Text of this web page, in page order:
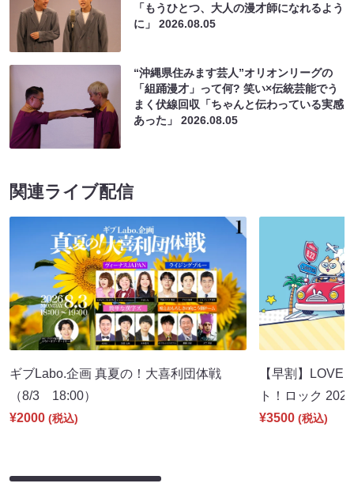
「もうひとつ、大人の漫才師になれるよう
に」2026.08.05
“沖縄県住みます芸人”オリオンリーグの
「組踊漫才」って何? 笑い×伝統芸能でう
まく伏線回収「ちゃんと伝わっている実感
あった」2026.08.05
関連ライブ配信
ギブLabo.企画 真夏の！大喜利団体戦
（8/3 18:00）
¥2000 (税込)
【早割】LOVE
ト！ロック
¥3500 (税込)